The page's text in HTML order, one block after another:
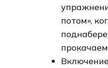
потом»,